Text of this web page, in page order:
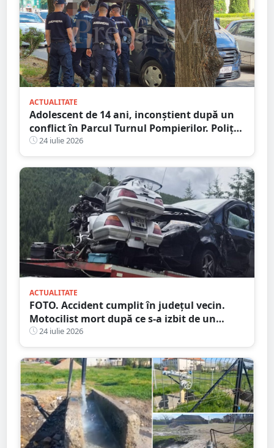
ACTUALITATE
Adolescent de 14 ani, inconștient după un
conflict în Parcul Turnul Pompierilor. Poliția
a deschis dosar penal
24 iulie 2026
ACTUALITATE
FOTO. Accident cumplit în județul vecin.
Motocilist mort după ce s-a izbit de un
copac și un microbuz
24 iulie 2026